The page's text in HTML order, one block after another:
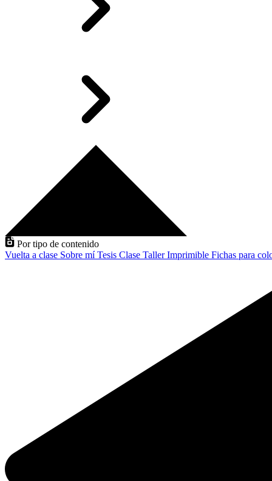
Por tipo de contenido
Vuelta a clase Sobre míTesis Clase TallerImprimible Fichas para